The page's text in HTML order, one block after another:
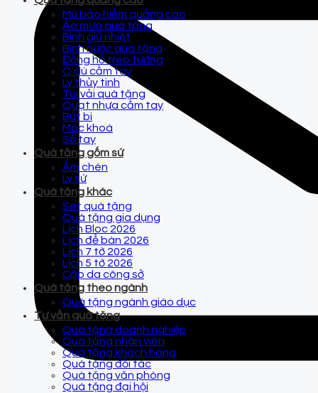
Mũ bảo hiểm quảng cáo
Áo mưa quà tặng
Bình giữ nhiệt
Bình nước quà tặng
Đồng hồ treo tường
Ô dù cầm tay
Ly thủy tinh
Túi vải quà tặng
Quạt nhựa cầm tay
Bút bi
Móc khoá
Sổ tay
Quà tặng gốm sứ
Ấm chén
Ly sứ
Quà tặng khác
Set quà tặng
Quà tặng gia dụng
Lịch Bloc 2026
Lịch để bàn 2026
Lịch 7 tờ 2026
Lịch 5 tờ 2026
Cặp da công sở
Quà tặng theo ngành
Quà tặng ngành giáo dục
Tư vấn quà tặng
Quà tặng doanh nghiệp
Quà tặng nhân viên
Quà tặng khách hàng
Quà tặng đối tác
Quà tặng văn phòng
Quà tặng đại hội